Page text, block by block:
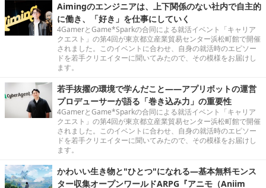
Aimingのエンジニアは、上下関係のない社内で自主的
に働き、「好き」を仕事にしていく
4GamerとGame*Sparkの合同による就活イベント「キャリア
クエスト」の第4回が東京都立産業貿易センター浜松町館で開催
されました。このイベントに合わせ、自身の就活時のエピソー
ドを若手クリエイターに聞いてみたので、その模様をお届けし
ます。
若手抜擢の環境で学んだこと――アプリボットの運営
プロデューサーが語る「巻き込み力」の重要性
4GamerとGame*Sparkの合同による就活イベント「キャリア
クエスト」の第4回が東京都立産業貿易センター浜松町館で開催
されました。このイベントに合わせ、自身の就活時のエピソー
ドを若手クリエイターに聞いてみたので、その模様をお届けし
ます。
かわいい生き物と"ひとつ"になれる―基本無料モンス
ター収集オープンワールドARPG『アニモ（Aniim